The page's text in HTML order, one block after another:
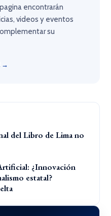
encontrarán
videos y eventos
su
→
del Libro de Lima no
¿Innovación
estatal?